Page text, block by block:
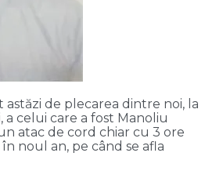
de plecarea dintre noi, la
a celui care a fost Manoliu
atac de cord chiar cu 3 ore
noul an, pe când se afla